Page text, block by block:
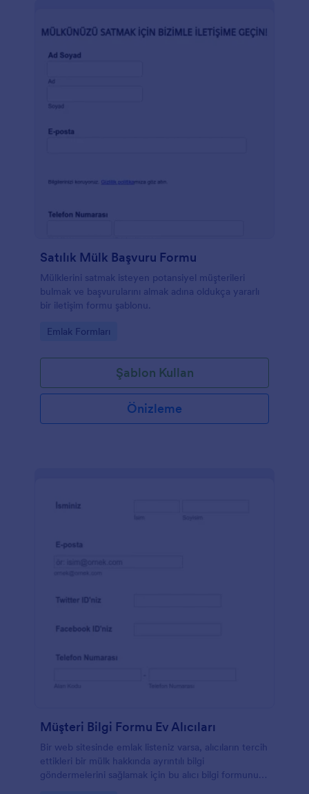
Satılık Mülk Başvuru Formu
Mülklerini satmak isteyen potansiyel müşterileri
bulmak ve başvurularını almak adına oldukça yararlı
bir iletişim formu şablonu.
Go to Category:
Emlak Formları
Şablon Kullan
Önizleme
Müşteri Bilgi Formu Ev Alıcıları
Bir web sitesinde emlak listeniz varsa, alıcıların tercih
ettikleri bir mülk hakkında ayrıntılı bilgi
göndermelerini sağlamak için bu alıcı bilgi formunu